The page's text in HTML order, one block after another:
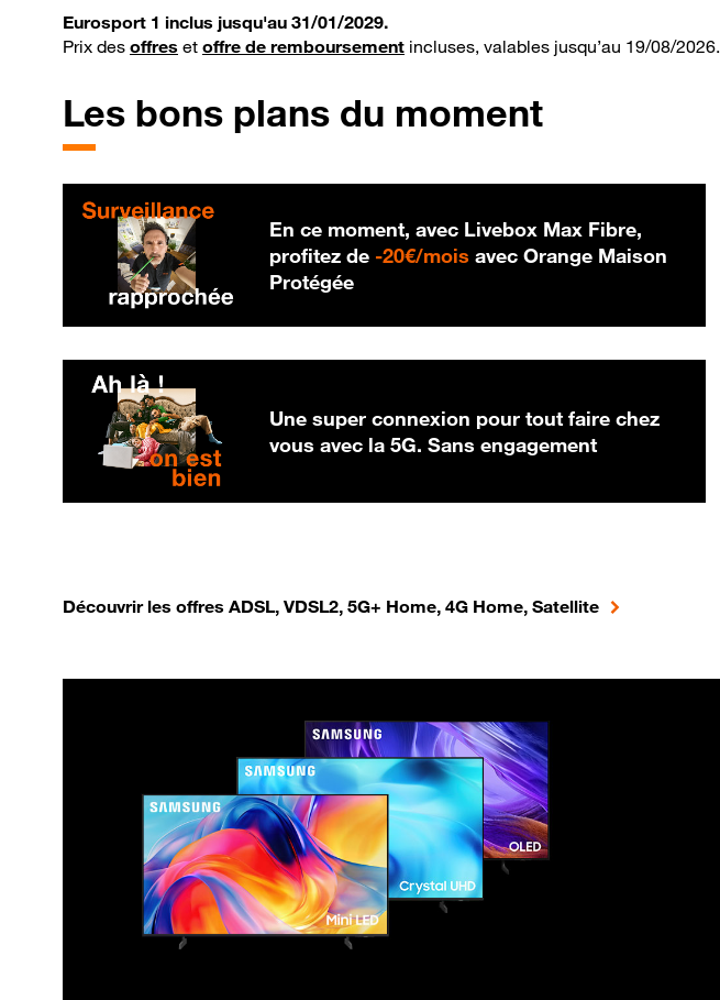
Eurosport 1 inclus jusqu'au 31/01/2029.
Prix des offres et offre de remboursement incluses, valables jusqu’au 19/08/2026.
Les bons plans du moment
En ce moment, avec Livebox Max Fibre,
profitez de -20€/mois 20 € par mois
avec Orange Maison
Protégée
Une super connexion pour tout faire chez
vous avec la 5G. Sans engagement
Découvrir les offres ADSL, VDSL2, 5G+ Home, 4G Home, Satellite